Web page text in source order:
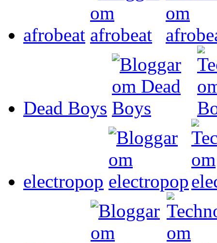
afrobeat
Dead Boys
electropop